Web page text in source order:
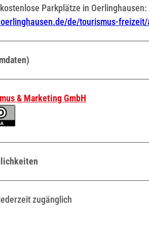
Parkplätze in Oerlinghausen:
de/tourismus-
& Marketing GmbH
zugänglich